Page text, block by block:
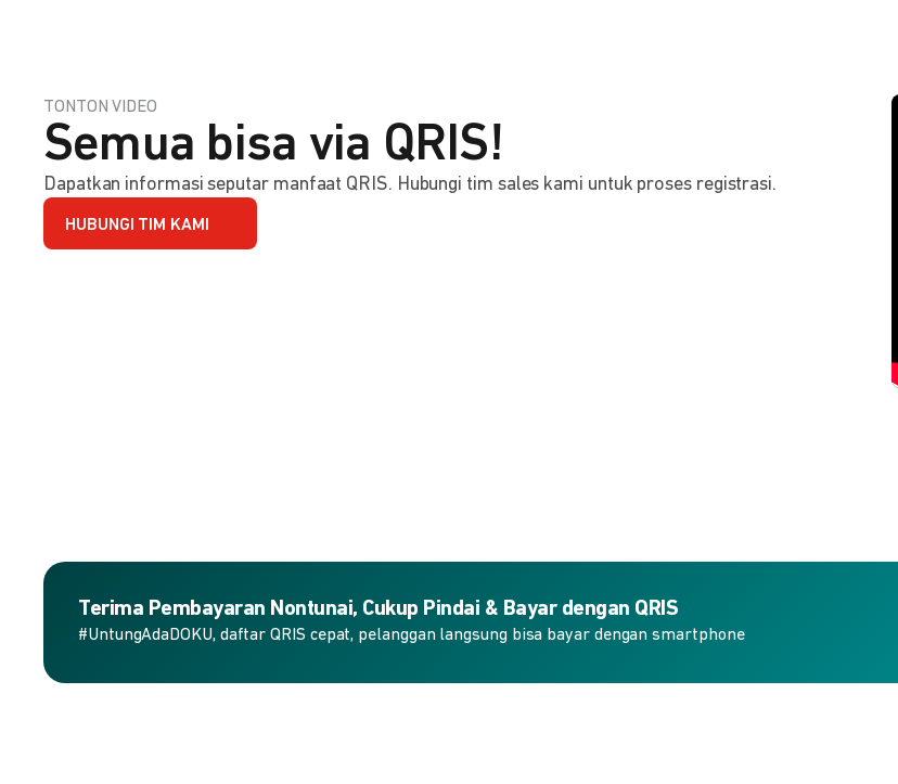
TONTON VIDEO
Semua bisa via QRIS!
Dapatkan informasi seputar manfaat QRIS. Hubungi tim sales kami untuk proses registrasi.
HUBUNGI TIM KAMI
Terima Pembayaran Nontunai, Cukup Pindai & Bayar dengan QRIS
#UntungAdaDOKU, daftar QRIS cepat, pelanggan langsung bisa bayar dengan smartphone